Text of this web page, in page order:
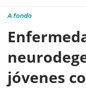
A fondo
jóvenes